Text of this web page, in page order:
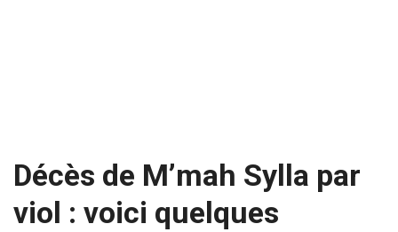
Décès de M’mah Sylla par
viol : voici quelques